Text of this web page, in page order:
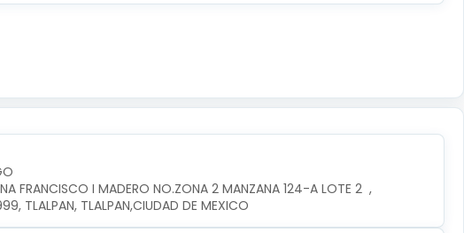
FRANCISCO I MADERO NO.ZONA 2 MANZANA 124-A LOTE 2  ,
TLALPAN, TLALPAN,CIUDAD DE MEXICO